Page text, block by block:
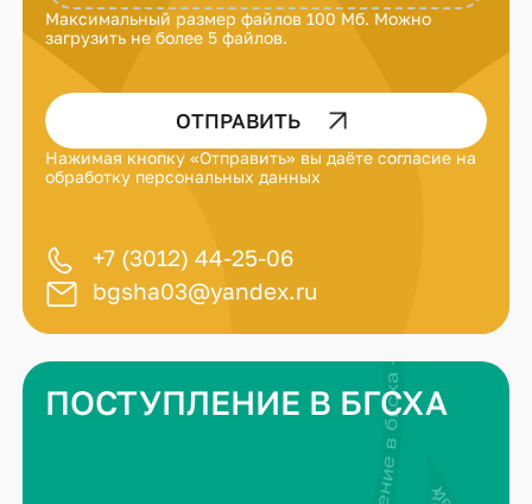
Максимальный размер файлов 100 Мб. Можно
загрузить не более 5 файлов.
ОТПРАВИТЬ
Нажимая кнопку «Отправить» вы даёте согласие на
обработку персональных данных
+7 (3012) 44-25-06
bgsha03@yandex.ru
ПОСТУПЛЕНИЕ В БГСХА